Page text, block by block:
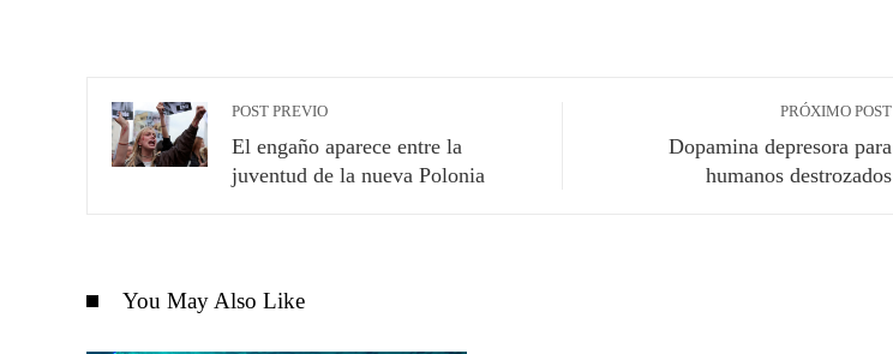
POST PREVIO
El engaño aparece entre la
juventud de la nueva Polonia
PRÓXIMO POST
Dopamina depresora para
humanos destrozados
You May Also Like